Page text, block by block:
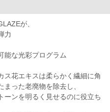
が、
力
能な光彩プログラム
ス花エキスは柔らかく繊細に角
った老廃物を除去し、
ーンを明るく見せるのに役立ち